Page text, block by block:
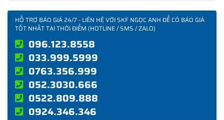
HỖ TRỢ BÁO GIÁ 24/7 - LIÊN HỆ VỚI SKF NGỌC ANH ĐỂ CÓ BÁO GIÁ
TỐT NHẤT TẠI THỜI ĐIỂM (HOTLINE / SMS / ZALO)
096.123.8558
033.999.5999
0763.356.999
052.3030.666
0522.809.888
0924.346.346